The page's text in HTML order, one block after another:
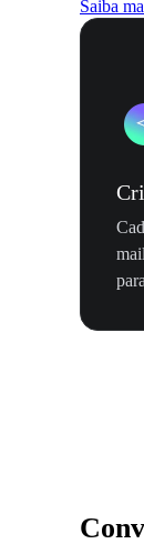
Saiba